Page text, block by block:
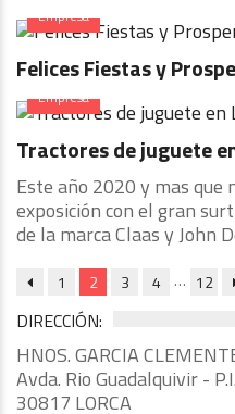
Empresa
Felices Fiestas y
Empresa
Tractores de juguete
Este año 2020 y mas que
exposición con el gran
de la marca Claas y John
1 2 3 4 … 12
DIRECCIÓN:
HNOS. GARCIA
Avda. Rio Guadalquivir -
30817 LORCA